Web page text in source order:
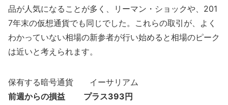
品が人気になることが多く、リーマン・ショックや、201
7年末の仮想通貨でも同じでした。これらの取引が、よく
わかっていない相場の新参者が行い始めると相場のピーク
は近いと考えられます。
保有する暗号通貨 イーサリアム
前週からの損益 プラス393円